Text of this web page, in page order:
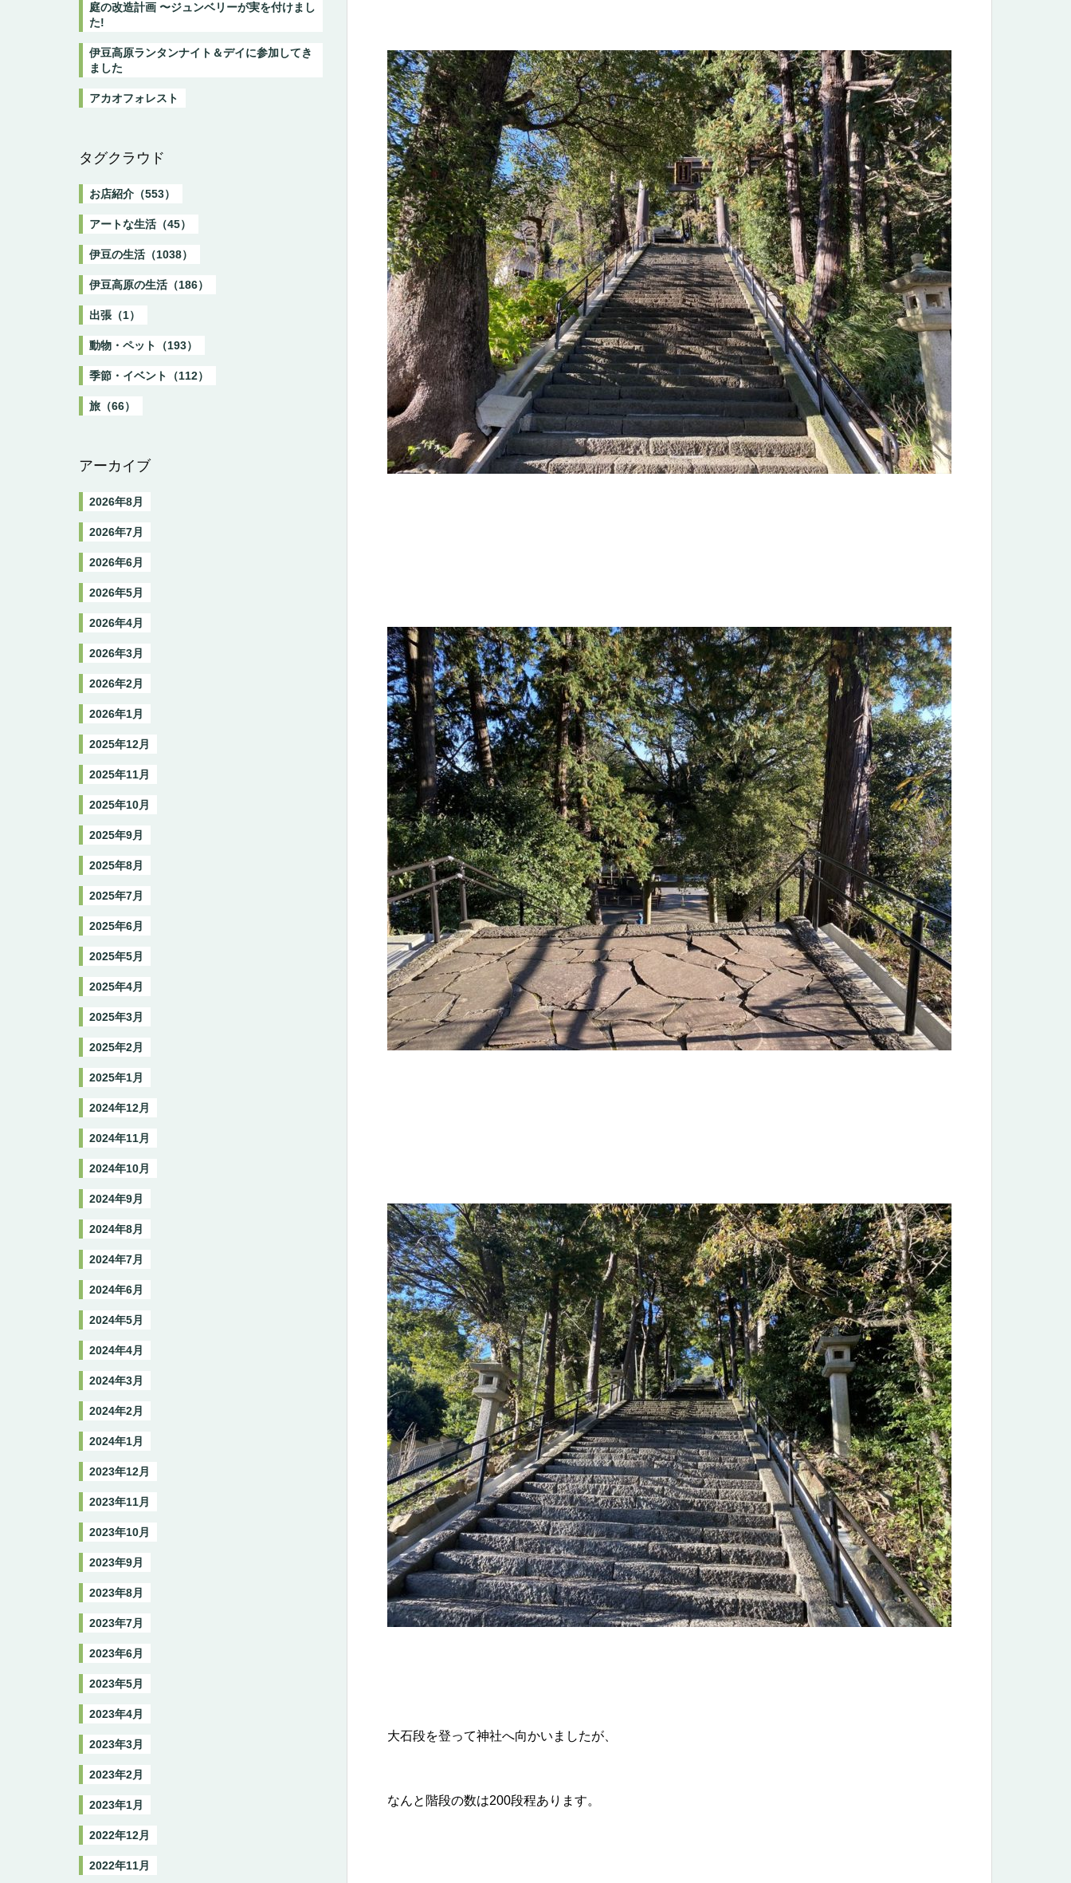
大石段を登って神社へ向かいましたが、
なんと階段の数は200段程あります。
庭の改造計画 〜ジュンベリーが実を付けまし
た!
伊豆高原ランタンナイト＆デイに参加してき
ました
アカオフォレスト
タグクラウド
お店紹介（553）
アートな生活（45）
伊豆の生活（1038）
伊豆高原の生活（186）
出張（1）
動物・ペット（193）
季節・イベント（112）
旅（66）
アーカイブ
2026年8月
2026年7月
2026年6月
2026年5月
2026年4月
2026年3月
2026年2月
2026年1月
2025年12月
2025年11月
2025年10月
2025年9月
2025年8月
2025年7月
2025年6月
2025年5月
2025年4月
2025年3月
2025年2月
2025年1月
2024年12月
2024年11月
2024年10月
2024年9月
2024年8月
2024年7月
2024年6月
2024年5月
2024年4月
2024年3月
2024年2月
2024年1月
2023年12月
2023年11月
2023年10月
2023年9月
2023年8月
2023年7月
2023年6月
2023年5月
2023年4月
2023年3月
2023年2月
2023年1月
2022年12月
2022年11月